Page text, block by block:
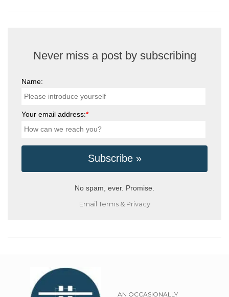
Never miss a post by subscribing
Name:
Your email address:*
No spam, ever. Promise.
Email Terms& Privacy
AN OCCASIONALLY